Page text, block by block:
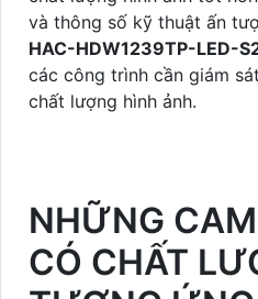
và thông số kỹ thuật ấn
HAC-HDW1239TP-LED-
các công trình cần giám
chất lượng hình ảnh.
NHỮNG
CÓ CHẤT